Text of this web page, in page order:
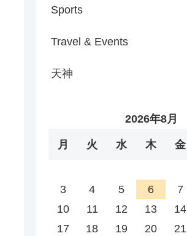
Sports
Travel & Events
天神
2026年8月
月 火 水 木 金
3
4 5 6 7
10
11 12 13 14
17
18 19 20 21